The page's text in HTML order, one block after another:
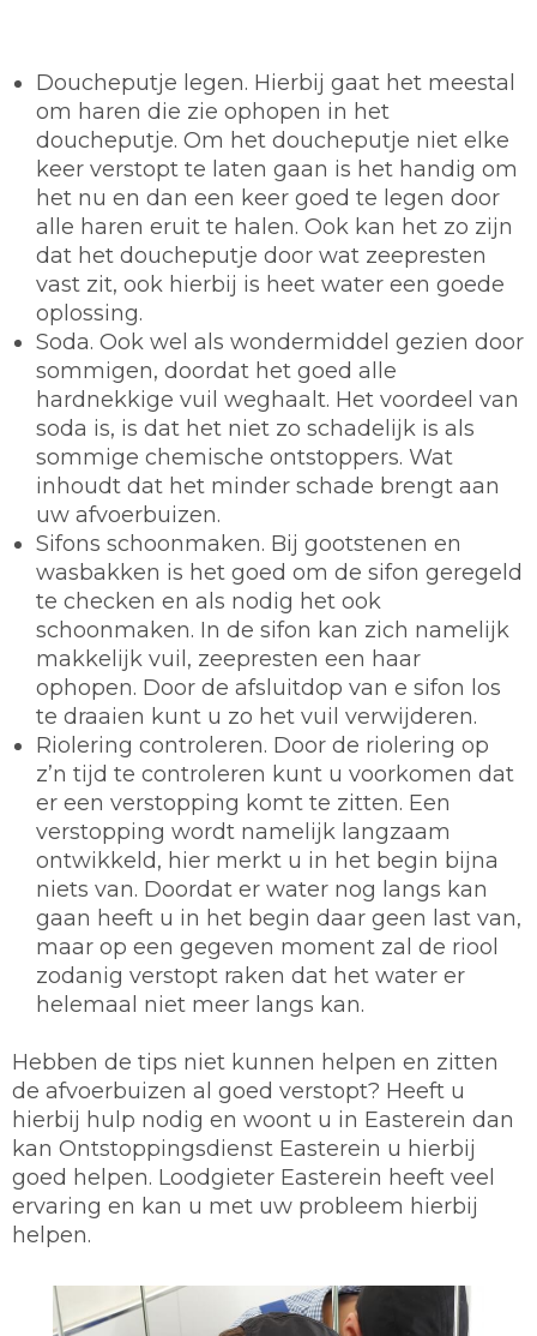
Doucheputje legen. Hierbij gaat het meestal
om haren die zie ophopen in het
doucheputje. Om het doucheputje niet elke
keer verstopt te laten gaan is het handig om
het nu en dan een keer goed te legen door
alle haren eruit te halen. Ook kan het zo zijn
dat het doucheputje door wat zeepresten
vast zit, ook hierbij is heet water een goede
oplossing.
Soda. Ook wel als wondermiddel gezien door
sommigen, doordat het goed alle
hardnekkige vuil weghaalt. Het voordeel van
soda is, is dat het niet zo schadelijk is als
sommige chemische ontstoppers. Wat
inhoudt dat het minder schade brengt aan
uw afvoerbuizen.
Sifons schoonmaken. Bij gootstenen en
wasbakken is het goed om de sifon geregeld
te checken en als nodig het ook
schoonmaken. In de sifon kan zich namelijk
makkelijk vuil, zeepresten een haar
ophopen. Door de afsluitdop van e sifon los
te draaien kunt u zo het vuil verwijderen.
Riolering controleren. Door de riolering op
z’n tijd te controleren kunt u voorkomen dat
er een verstopping komt te zitten. Een
verstopping wordt namelijk langzaam
ontwikkeld, hier merkt u in het begin bijna
niets van. Doordat er water nog langs kan
gaan heeft u in het begin daar geen last van,
maar op een gegeven moment zal de riool
zodanig verstopt raken dat het water er
helemaal niet meer langs kan.
Hebben de tips niet kunnen helpen en zitten
de afvoerbuizen al goed verstopt? Heeft u
hierbij hulp nodig en woont u in Easterein dan
kan Ontstoppingsdienst Easterein u hierbij
goed helpen. Loodgieter Easterein heeft veel
ervaring en kan u met uw probleem hierbij
helpen.